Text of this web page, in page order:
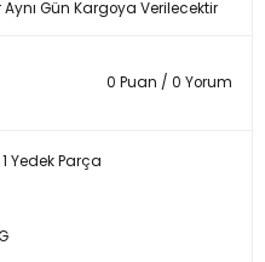
Gün Kargoya Verilecektir
0 Puan / 0 Yorum
Yedek Parça